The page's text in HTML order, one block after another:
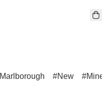
Marlborough New